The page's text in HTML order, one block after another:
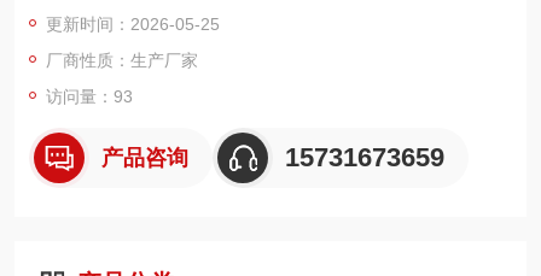
气源头气流，避免叶轮、燃烧室等核心部件受损，适配大型电
厂、电站燃气轮机机组
更新时间：2026-05-25
厂商性质：生产厂家
访问量：93
产品咨询 15731673659